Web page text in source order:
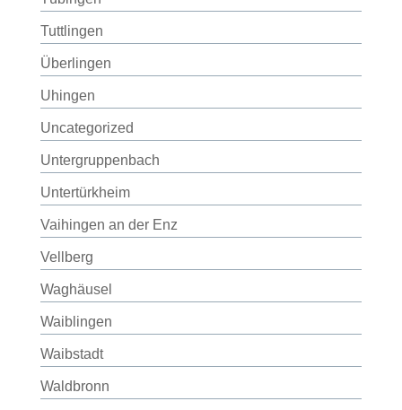
Tuttlingen
Überlingen
Uhingen
Uncategorized
Untergruppenbach
Untertürkheim
Vaihingen an der Enz
Vellberg
Waghäusel
Waiblingen
Waibstadt
Waldbronn